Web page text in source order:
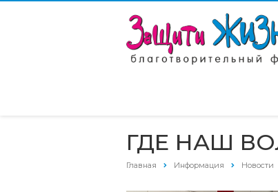
ГДЕ НАШ
Главная Информация Новости